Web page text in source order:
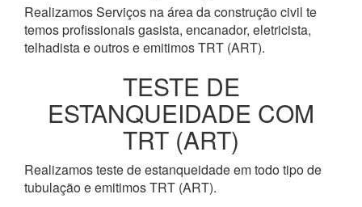
Realizamos Serviços na área da construção civil te
temos profissionais gasista, encanador, eletricista,
telhadista e outros e emitimos TRT (ART).
TESTE DE
ESTANQUEIDADE COM
TRT (ART)
Realizamos teste de estanqueidade em todo tipo de
tubulação e emitimos TRT (ART).